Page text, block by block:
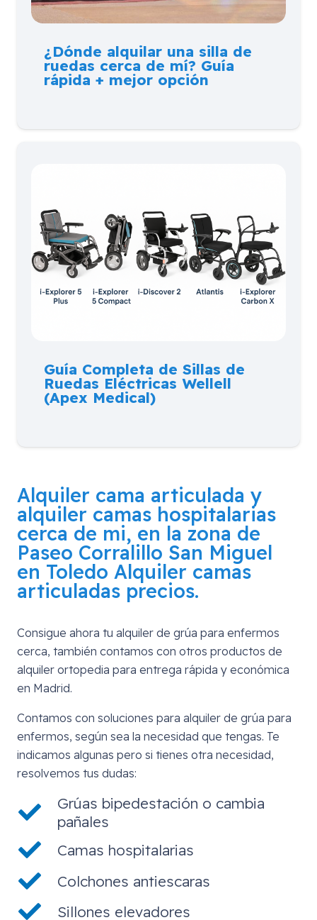
¿Dónde alquilar una silla de
ruedas cerca de mí? Guía
rápida + mejor opción
Guía Completa de Sillas de
Ruedas Eléctricas Wellell
(Apex Medical)
Alquiler cama articulada y
alquiler camas hospitalarias
cerca de mi, en la zona de
Paseo Corralillo San Miguel
en Toledo Alquiler camas
articuladas precios.
Consigue ahora tu alquiler de grúa para enfermos
cerca, también contamos con otros productos de
alquiler ortopedia para entrega rápida y económica
en Madrid.
Contamos con soluciones para alquiler de grúa para
enfermos, según sea la necesidad que tengas. Te
indicamos algunas pero si tienes otra necesidad,
resolvemos tus dudas:
Grúas bipedestación o cambia
pañales
Camas hospitalarias
Colchones antiescaras
Sillones elevadores